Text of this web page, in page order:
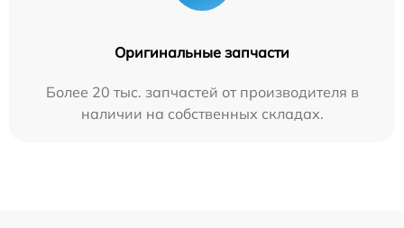
Оригинальные запчасти
Более 20 тыс. запчастей от производителя в
наличии на собственных складах.